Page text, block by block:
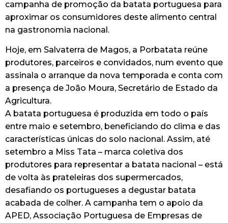
campanha de promoção da batata portuguesa para
aproximar os consumidores deste alimento central
na gastronomia nacional.
Hoje, em Salvaterra de Magos, a Porbatata reúne
produtores, parceiros e convidados, num evento que
assinala o arranque da nova temporada e conta com
a presença de João Moura, Secretário de Estado da
Agricultura.
A batata portuguesa é produzida em todo o país
entre maio e setembro, beneficiando do clima e das
características únicas do solo nacional. Assim, até
setembro a Miss Tata – marca coletiva dos
produtores para representar a batata nacional – está
de volta às prateleiras dos supermercados,
desafiando os portugueses a degustar batata
acabada de colher. A campanha tem o apoio da
APED, Associação Portuguesa de Empresas de